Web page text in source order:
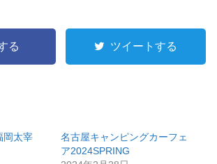
る ツイートする
太宰
名古屋キャンピングカーフェ
ア2024SPRING